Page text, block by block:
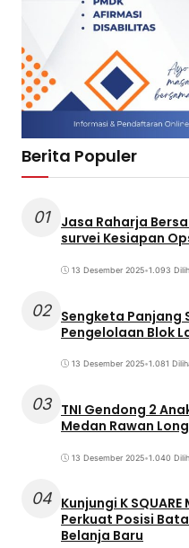
Berita Populer
01
Jasa Raharja
survei Kesiapan
13 Desember 2025•1.093
02 Sengketa Panjang
Pengelolaan Blok
13 Desember 2025•1.081
03 TNI Gendong 2
Medan Rawan
13 Desember 2025•1.040
04 Kunjungi K
Perkuat Posisi
Belanja Baru